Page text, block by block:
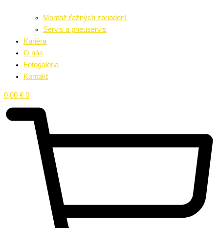
Montáž ťažných zariadení
Servis a pneuservis
Kariéra
O nás
Fotogaléria
Kontakt
0,00 € 0